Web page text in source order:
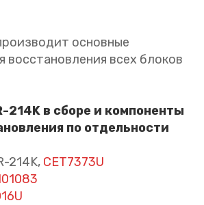
основные
восстановления всех блоков
в сборе и компоненты
по отдельности
214K, CET7373U